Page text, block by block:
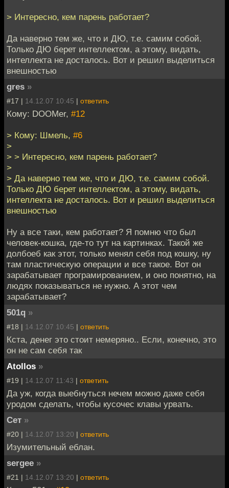
> Интересно, кем парень работает?
Да наверно тем же, что и ДЮ, т.е. самим собой.
Только ДЮ берет интеллектом, а этому, видать,
интеллекта не досталось. Вот и решил выделиться
внешностью
gres »
#17 | 14.12.07 10:45 | ответить
Кому: DOOMer, #12
> Кому: Шмель, #6
>
> > Интересно, кем парень работает?
>
> Да наверно тем же, что и ДЮ, т.е. самим собой.
Только ДЮ берет интеллектом, а этому, видать,
интеллекта не досталось. Вот и решил выделиться
внешностью
Ну а все таки, кем работает? Я помню что был
человек-кошка, где-то тут на картинках. Такой же
долбоеб как этот, только менял себя под кошку, ну
там пластическую операции и все такое. Вот он
зарабатывает програмированием, и оно понятно, на
людях показываться не нужно. А этот чем
зарабатывает?
501q »
#18 | 14.12.07 10:45 | ответить
Кста, денег это стоит немеряно.. Если, конечно, это
он не сам себя так
Atollos »
#19 | 14.12.07 11:43 | ответить
Да уж, когда выебнуться нечем можно даже себя
уродом сделать, чтобы кусочес клавы урвать.
Сет »
#20 | 14.12.07 13:20 | ответить
Изумительный еблан.
sergee »
#21 | 14.12.07 13:20 | ответить